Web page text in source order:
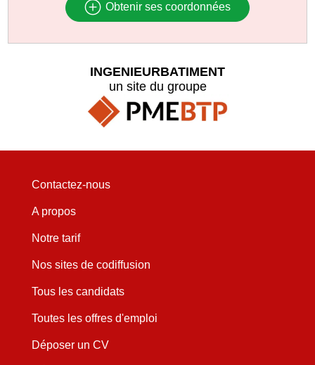
Obtenir ses coordonnées
INGENIEURBATIMENT
un site du groupe
Contactez-nous
A propos
Notre tarif
Nos sites de codiffusion
Tous les candidats
Toutes les offres d'emploi
Déposer un CV